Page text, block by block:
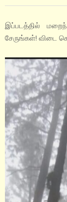
இப்படத்தில்
சேருங்கள்! விடை